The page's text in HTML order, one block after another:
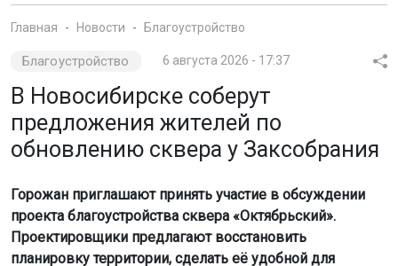
Главная Новости Благоустройство
Благоустройство 6 августа 2026 - 17:37
В Новосибирске соберут
предложения жителей по
обновлению сквера у Заксобрания
Горожан приглашают принять участие в обсуждении
проекта благоустройства сквера «Октябрьский».
Проектировщики предлагают восстановить
планировку территории, сделать её удобной для